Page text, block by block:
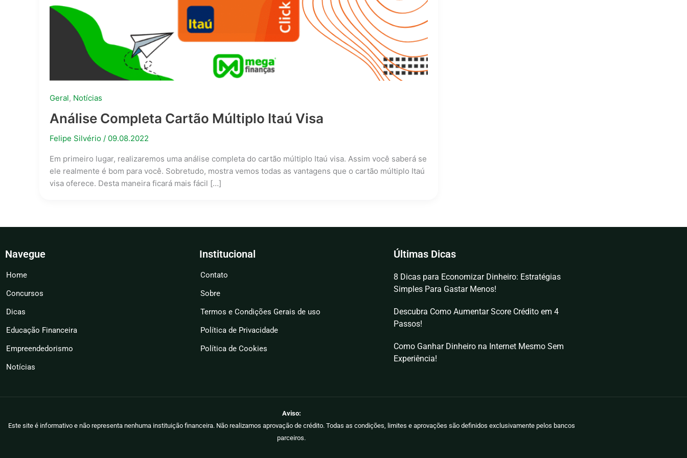
Geral, Notícias
Análise Completa Cartão Múltiplo Itaú Visa
Felipe Silvério / 09.08.2022
Em primeiro lugar, realizaremos uma análise completa do cartão múltiplo Itaú visa. Assim você saberá se
ele realmente é bom para você. Sobretudo, mostra vemos todas as vantagens que o cartão múltiplo Itaú
visa oferece. Desta maneira ficará mais fácil […]
Navegue
Home
Concursos
Dicas
Educação Financeira
Empreendedorismo
Notícias
Institucional
Contato
Sobre
Termos e Condições Gerais de uso
Política de Privacidade
Política de Cookies
Últimas Dicas
8 Dicas para Economizar Dinheiro: Estratégias
Simples Para Gastar Menos!
Descubra Como Aumentar Score Crédito em 4
Passos!
Como Ganhar Dinheiro na Internet Mesmo Sem
Experiência!
Aviso:
Este site é informativo e não representa nenhuma instituição financeira. Não realizamos aprovação de crédito. Todas as condições, limites e aprovações são definidos exclusivamente pelos bancos
parceiros.